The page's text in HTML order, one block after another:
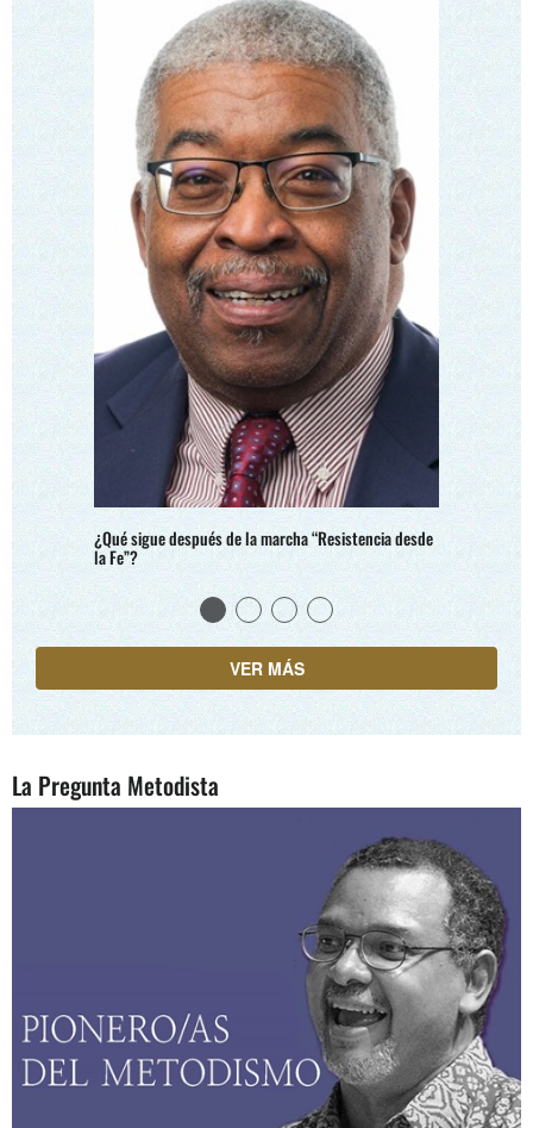
¿Qué sigue después de la marcha “Resistencia desde
la Fe”?
VER MÁS
La Pregunta Metodista